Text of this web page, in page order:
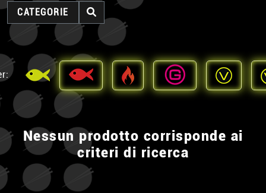
CATEGORIE
Nessun prodotto corrisponde ai
criteri di ricerca